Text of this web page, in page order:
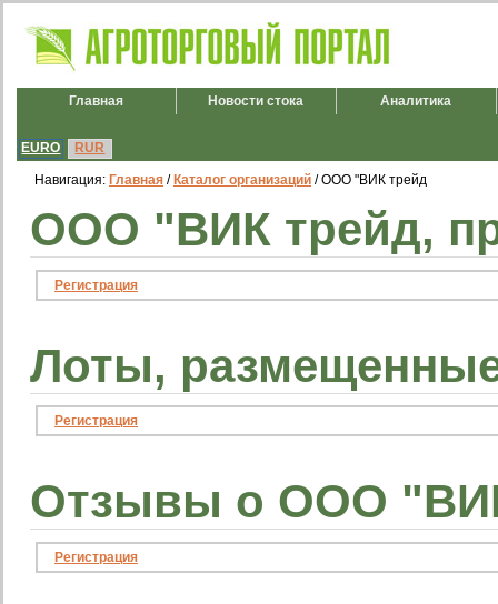
Главная Новости стока Аналитика
EURO RUR
Навигация: Главная / Каталог организаций / ООО "ВИК трейд
ООО "ВИК трейд,
Регистрация
Лоты,
Регистрация
Отзывы о ООО
Регистрация